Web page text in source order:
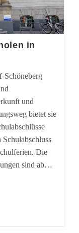
in
Schöneberg
und
bietet sie
Die
sind ab…